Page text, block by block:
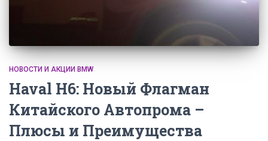
НОВОСТИ И АКЦИИ BMW
Haval H6: Новый Флагман
Китайского Автопрома –
Плюсы и Преимущества